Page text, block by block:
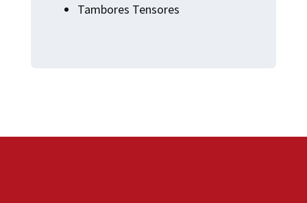
Tambores Tensores